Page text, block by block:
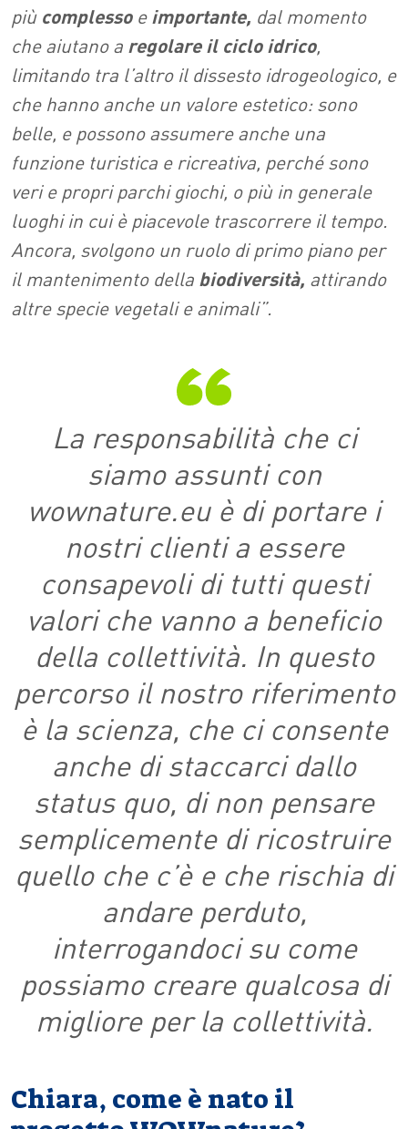
più complessoe importante, dal momento
che aiutano a regolare il ciclo idrico,
limitando tra l’altro il dissesto idrogeologico, e
che hanno anche un valore estetico: sono
belle, e possono assumere anche una
funzione turistica e ricreativa, perché sono
veri e propri parchi giochi, o più in generale
luoghi in cui è piacevole trascorrere il tempo.
Ancora, svolgono un ruolo di primo piano per
il mantenimento della biodiversità, attirando
altre specie vegetali e animali”.
La responsabilità che ci
siamo assunti con
wownature.eu è di portare i
nostri clienti a essere
consapevoli di tutti questi
valori che vanno a beneficio
della collettività. In questo
percorso il nostro riferimento
è la scienza, che ci consente
anche di staccarci dallo
status quo, di non pensare
semplicemente di ricostruire
quello che c’è e che rischia di
andare perduto,
interrogandoci su come
possiamo creare qualcosa di
migliore per la collettività.
Chiara, come è nato il